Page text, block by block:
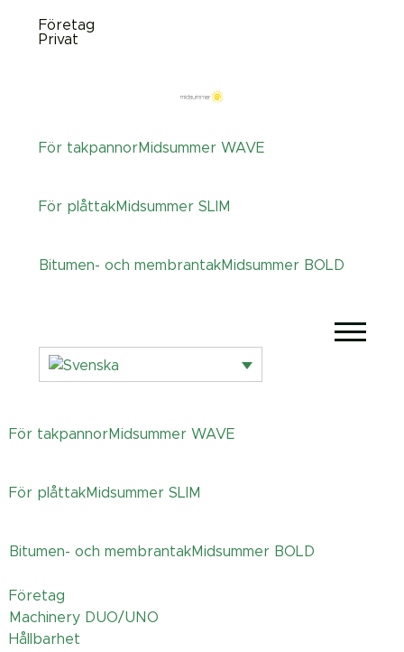
Företag
Privat
För takpannorMidsummer WAVE
För plåttakMidsummer SLIM
Bitumen- och membrantakMidsummer BOLD
För takpannorMidsummer WAVE
För plåttakMidsummer SLIM
Bitumen- och membrantakMidsummer BOLD
Företag
Machinery DUO/UNO
Hållbarhet